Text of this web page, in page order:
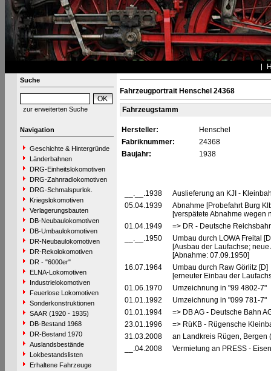
Suche
zur erweiterten Suche
Navigation
Geschichte & Hintergründe
Länderbahnen
DRG-Einheitslokomotiven
DRG-Zahnradlokomotiven
DRG-Schmalspurlok.
Kriegslokomotiven
Verlagerungsbauten
DB-Neubaulokomotiven
DB-Umbaulokomotiven
DR-Neubaulokomotiven
DR-Rekolokomotiven
DR - "6000er"
ELNA-Lokomotiven
Industrielokomotiven
Feuerlose Lokomotiven
Sonderkonstruktionen
SAAR (1920 - 1935)
DB-Bestand 1968
DR-Bestand 1970
Auslandsbestände
Lokbestandslisten
Erhaltene Fahrzeuge
Fahrzeugportrait Henschel 24368
Fahrzeugstamm
Hersteller:
Henschel
Fabriknummer:
24368
Baujahr:
1938
__.__.1938
Auslieferung an KJI -
05.04.1939
Abnahme [Probefahrt Burg
[verspätete Abnahme wegen
01.04.1949
=> DR - Deutsche
__.__.1950
Umbau durch LOWA Freital
[Ausbau der Laufachse; neue
[Abnahme: 07.09.1950]
16.07.1964
Umbau durch Raw Görlitz [D]
[erneuter Einbau der
01.06.1970
Umzeichnung in "99 4802-7"
01.01.1992
Umzeichnung in "099 781-7"
01.01.1994
=> DB AG - Deutsche Bahn
23.01.1996
=> RüKB - Rügensche
31.03.2008
an Landkreis Rügen,
__.04.2008
Vermietung an PRESS -